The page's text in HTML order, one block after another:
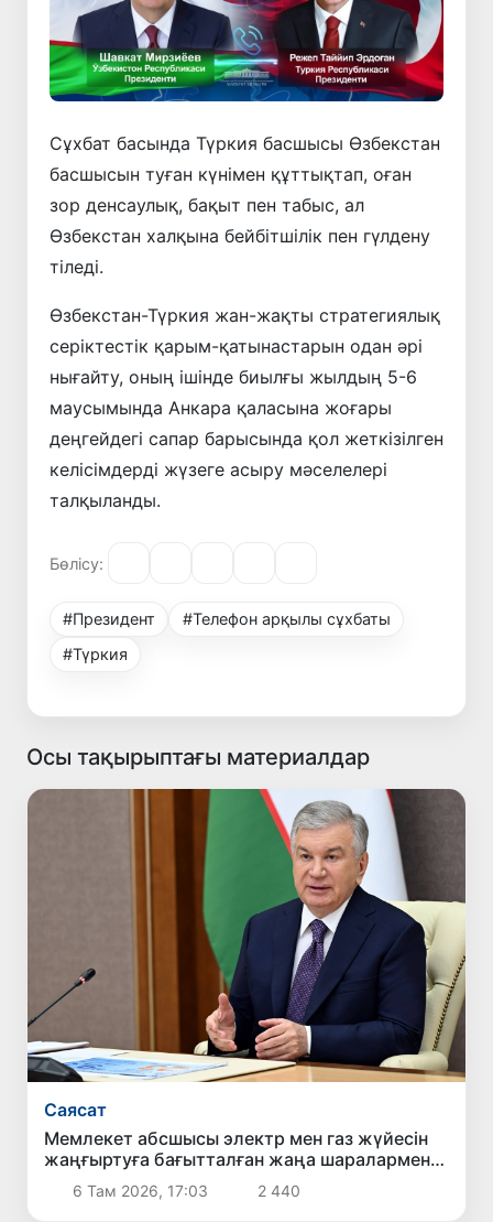
Сұхбат басында Түркия басшысы Өзбекстан
басшысын туған күнімен құттықтап, оған
зор денсаулық, бақыт пен табыс, ал
Өзбекстан халқына бейбітшілік пен гүлдену
тіледі.
Өзбекстан-Түркия жан-жақты стратегиялық
серіктестік қарым-қатынастарын одан әрі
нығайту, оның ішінде биылғы жылдың 5-6
маусымында Анкара қаласына жоғары
деңгейдегі сапар барысында қол жеткізілген
келісімдерді жүзеге асыру мәселелері
талқыланды.
Бөлісу:
#Президент
#Телефон арқылы сұхбаты
#Түркия
Осы тақырыптағы материалдар
Саясат
Мемлекет абсшысы электр мен газ жүйесін
жаңғыртуға бағытталған жаңа шаралармен
танысты
6 Там 2026, 17:03 2 440